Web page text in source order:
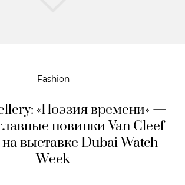
Fashion
«Поэзия времени» —
новинки Van Cleef
выставке Dubai Watch
Week